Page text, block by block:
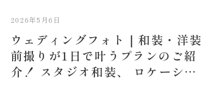
Retouch
フォトレタッチ
Studio
スタジオ紹介
キャンペーン・お知らせ
Blog
ブログ
2026年5月6日
ウェディングフォト｜和装・洋装
前撮りが1日で叶うプランのご紹
介！ スタジオ和装、 ロケーショ